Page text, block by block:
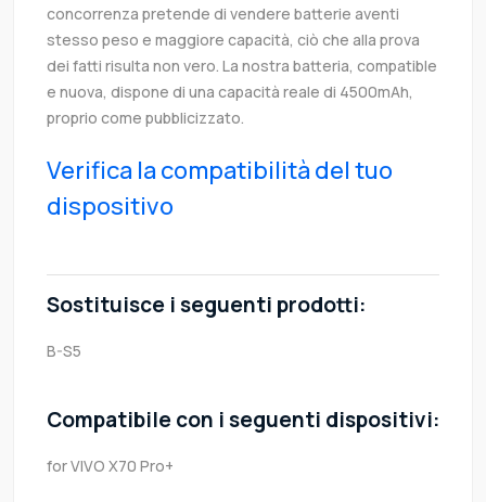
concorrenza pretende di vendere batterie aventi
stesso peso e maggiore capacità, ciò che alla prova
dei fatti risulta non vero. La nostra batteria, compatible
e nuova, dispone di una capacità reale di 4500mAh,
proprio come pubblicizzato.
Verifica la compatibilità del tuo
dispositivo
Sostituisce i seguenti prodotti:
B-S5
Compatibile con i seguenti dispositivi:
for VIVO X70 Pro+